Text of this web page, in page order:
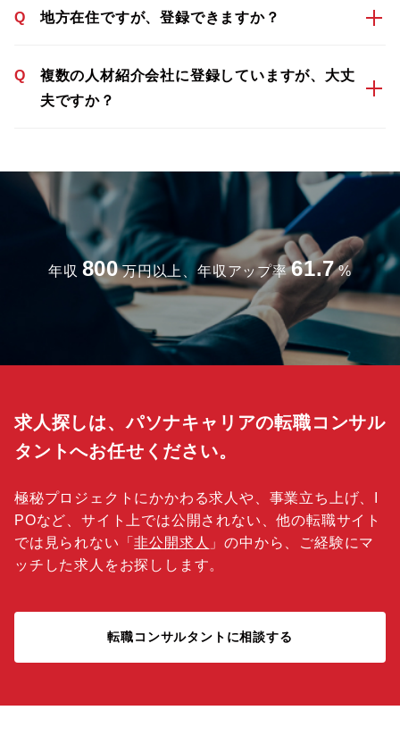
Q 地方在住ですが、登録できますか？
Q
複数の人材紹介会社に登録していますが、大丈
夫ですか？
年収 800 万円以上、年収アップ率 61.7 %
求人探しは、パソナキャリアの転職コンサル
タントへお任せください。
極秘プロジェクトにかかわる求人や、事業立ち上げ、I
POなど、サイト上では公開されない、他の転職サイト
では見られない「非公開求人 」の中から、ご経験にマ
ッチした求人をお探しします。
転職コンサルタントに相談する